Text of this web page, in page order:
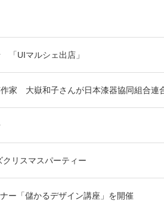
UIマルシェ出店」
家 大嶽和子さんが日本漆器協同組合連
リスマスパーティー
ー「儲かるデザイン講座」を開催